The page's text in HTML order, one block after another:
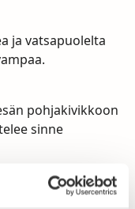
ja vatsapuolelta
pohjakivikkoon
sinne